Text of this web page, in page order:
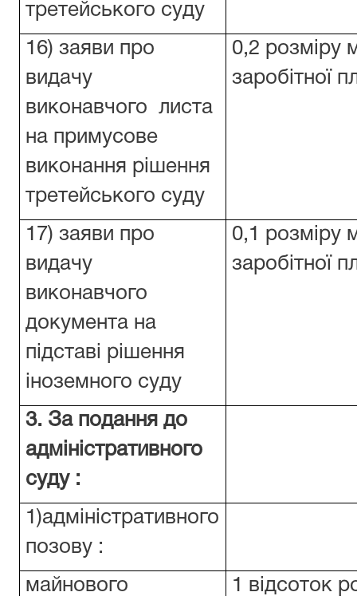
третейського суду
16) заяви про
видачу
виконавчого
листа
на примусове
виконання рішення
третейського суду
0,2 розміру
заробітної
17) заяви про
видачу
виконавчого
документа на
підставі рішення
іноземного суду
0,1 розміру
заробітної
3. За подання до
адміністративного
суду :
1)адміністративного
позову :
майнового
1 відсоток